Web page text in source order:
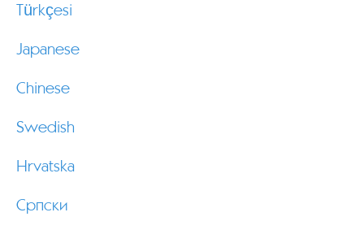
Türkçesi
Japanese
Chinese
Swedish
Hrvatska
Српски